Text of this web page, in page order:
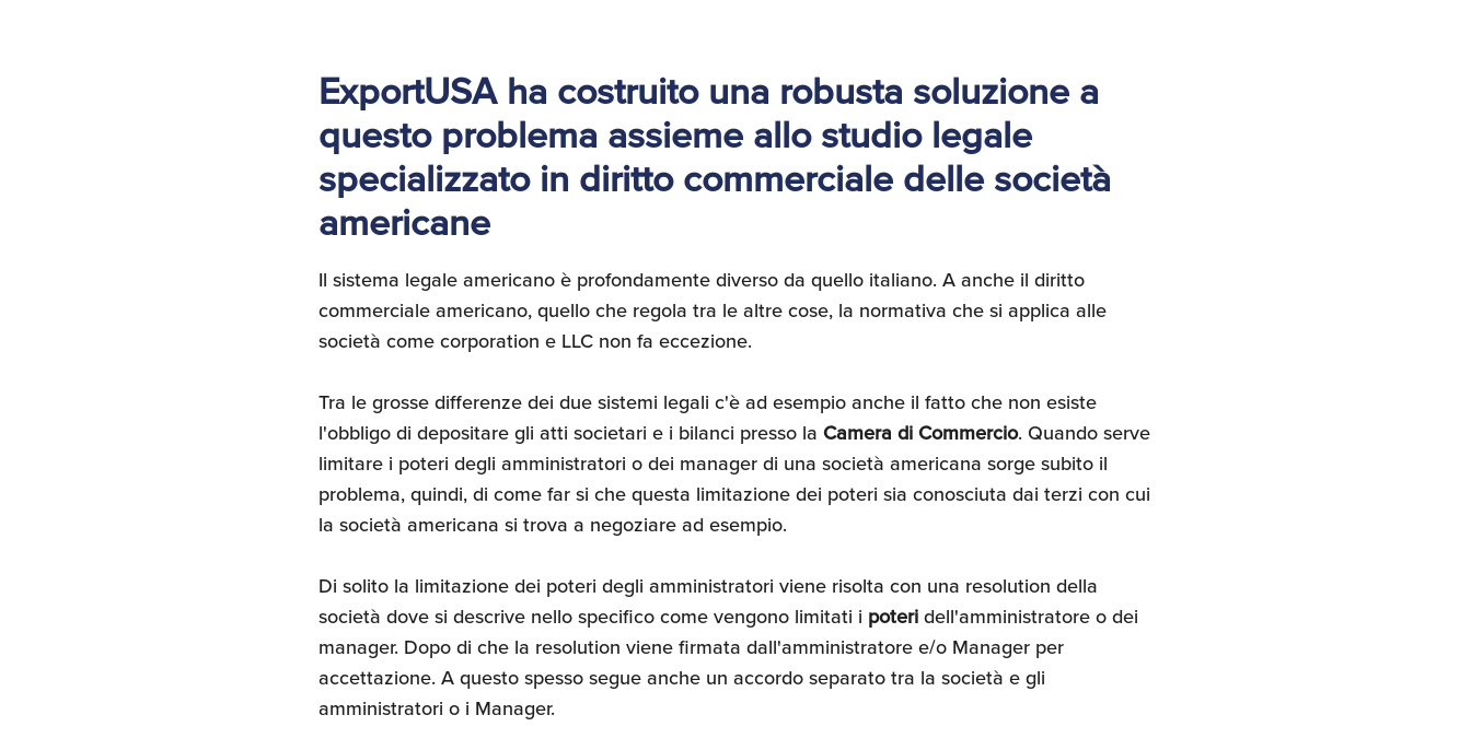
ExportUSA ha costruito una robusta soluzione a
questo problema assieme allo studio legale
specializzato in diritto commerciale delle società
americane
Il sistema legale americano è profondamente diverso da quello italiano. A anche il diritto
commerciale americano, quello che regola tra le altre cose, la normativa che si applica alle
società come corporation e LLC non fa eccezione.
Tra le grosse differenze dei due sistemi legali c'è ad esempio anche il fatto che non esiste
l'obbligo di depositare gli atti societari e i bilanci presso la Camera di Commercio. Quando serve
limitare i poteri degli amministratori o dei manager di una società americana sorge subito il
problema, quindi, di come far si che questa limitazione dei poteri sia conosciuta dai terzi con cui
la società americana si trova a negoziare ad esempio.
Di solito la limitazione dei poteri degli amministratori viene risolta con una resolution della
società dove si descrive nello specifico come vengono limitati i poteridell'amministratore o dei
manager. Dopo di che la resolution viene firmata dall'amministratore e/o Manager per
accettazione. A questo spesso segue anche un accordo separato tra la società e gli
amministratori o i Manager.